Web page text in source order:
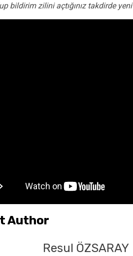
bildirim zilini açtığınız takdirde
Author
Resul ÖZSARAY